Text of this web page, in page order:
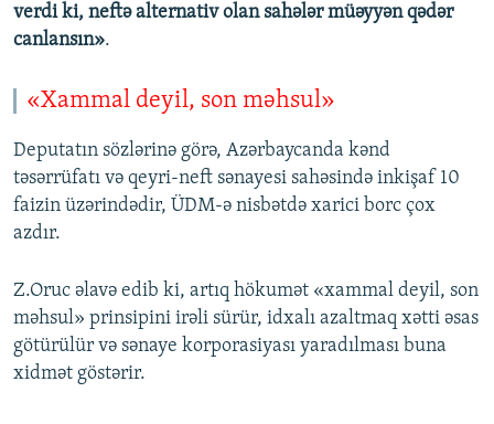
verdi ki, neftə alternativ olan sahələr müəyyən qədər
canlansın».
«Xammal deyil, son məhsul»
Deputatın sözlərinə görə, Azərbaycanda kənd
təsərrüfatı və qeyri-neft sənayesi sahəsində inkişaf 10
faizin üzərindədir, ÜDM-ə nisbətdə xarici borc çox
azdır.
Z.Oruc əlavə edib ki, artıq hökumət «xammal deyil, son
məhsul» prinsipini irəli sürür, idxalı azaltmaq xətti əsas
götürülür və sənaye korporasiyası yaradılması buna
xidmət göstərir.